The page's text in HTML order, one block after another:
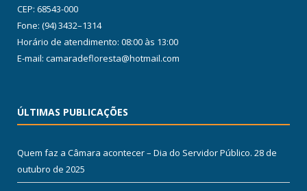
CEP: 68543-000
Fone: (94) 3432–1314
Horário de atendimento: 08:00 às 13:00
E-mail: camaradefloresta@hotmail.com
ÚLTIMAS PUBLICAÇÕES
Quem faz a Câmara acontecer – Dia do Servidor Público. 28 de
outubro de 2025